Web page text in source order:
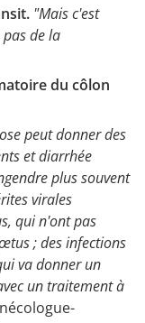
"Mais c'est
de la
du côlon
peut donner des
et diarrhée
plus souvent
virales
qui n'ont pas
; des infections
va donner un
un traitement à